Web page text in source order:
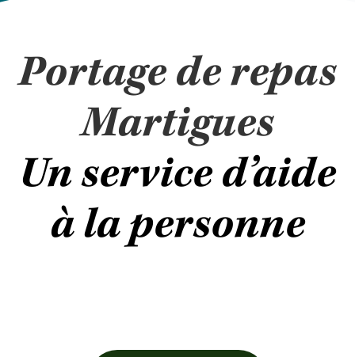
Portage de repas
Martigues
Un service d’aide
à la personne